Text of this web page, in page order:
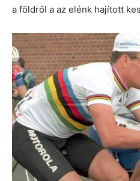
a földről a az elénk hajított